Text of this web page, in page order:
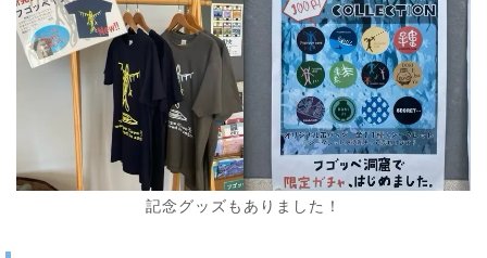
記念グッズもありました！